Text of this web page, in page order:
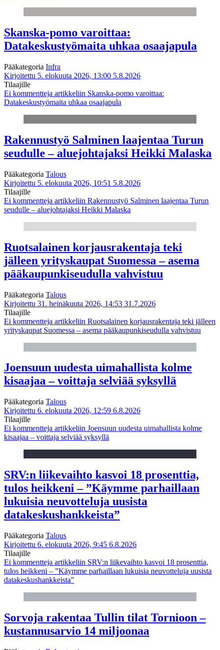
Skanska-pomo varoittaa:
Datakeskustyömaita uhkaa osaajapula
Pääkategoria Infra
Kirjoitettu 5. elokuuta 2026, 13:00 5.8.2026
Tilaajille
Ei kommentteja artikkeliin Skanska-pomo varoittaa:
Datakeskustyömaita uhkaa osaajapula
Rakennustyö Salminen laajentaa Turun
seudulle – aluejohtajaksi Heikki Malaska
Pääkategoria Talous
Kirjoitettu 5. elokuuta 2026, 10:51 5.8.2026
Tilaajille
Ei kommentteja artikkeliin Rakennustyö Salminen laajentaa Turun
seudulle – aluejohtajaksi Heikki Malaska
Ruotsalainen korjausrakentaja teki
jälleen yrityskaupat Suomessa – asema
pääkaupunkiseudulla vahvistuu
Pääkategoria Talous
Kirjoitettu 31. heinäkuuta 2026, 14:53 31.7.2026
Tilaajille
Ei kommentteja artikkeliin Ruotsalainen korjausrakentaja teki jälleen
yrityskaupat Suomessa – asema pääkaupunkiseudulla vahvistuu
Joensuun uudesta uimahallista kolme
kisaajaa – voittaja selviää syksyllä
Pääkategoria Talous
Kirjoitettu 6. elokuuta 2026, 12:59 6.8.2026
Tilaajille
Ei kommentteja artikkeliin Joensuun uudesta uimahallista kolme
kisaajaa – voittaja selviää syksyllä
SRV:n liikevaihto kasvoi 18 prosenttia,
tulos heikkeni – ”Käymme parhaillaan
lukuisia neuvotteluja uusista
datakeskushankkeista”
Pääkategoria Talous
Kirjoitettu 6. elokuuta 2026, 9:45 6.8.2026
Tilaajille
Ei kommentteja artikkeliin SRV:n liikevaihto kasvoi 18 prosenttia,
tulos heikkeni – ”Käymme parhaillaan lukuisia neuvotteluja uusista
datakeskushankkeista”
Sorvoja rakentaa Tullin tilat Tornioon –
kustannusarvio 14 miljoonaa